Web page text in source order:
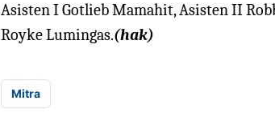
Asisten I Gotlieb Mamahit, Asisten II
Royke Lumingas.(hak)
Mitra